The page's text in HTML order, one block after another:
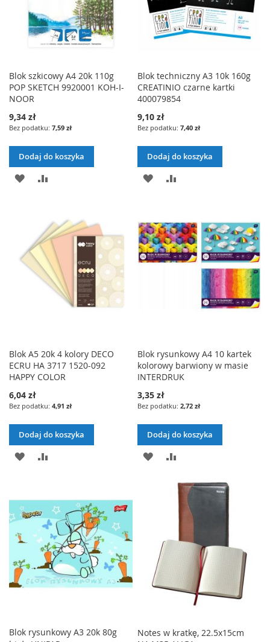
Blok szkicowy A4 20k 110g
POP SKETCH 9920001 KOH-I-
NOOR
9,34 zł
7,59 zł
Dodaj do koszyka
DODAJ
ŻYCZEŃ
Blok techniczny A3 10k 160g
CREATINIO czarne kartki
400079854
9,10 zł
7,40 zł
Dodaj do koszyka
DODAJ
ŻYCZEŃ
Blok A5 20k 4 kolory DECO
ECRU HA 3717 1520-092
HAPPY COLOR
6,04 zł
4,91 zł
Dodaj do koszyka
DODAJ
LISTY
ŻYCZEŃ
Blok rysunkowy A4 10 kartek
kolorowy barwiony w masie
INTERDRUK
3,35 zł
2,72 zł
Dodaj do koszyka
DODAJ
ŻYCZEŃ
Blok rysunkowy A3 20k 80g
Notes w kratkę, 22.5x15cm